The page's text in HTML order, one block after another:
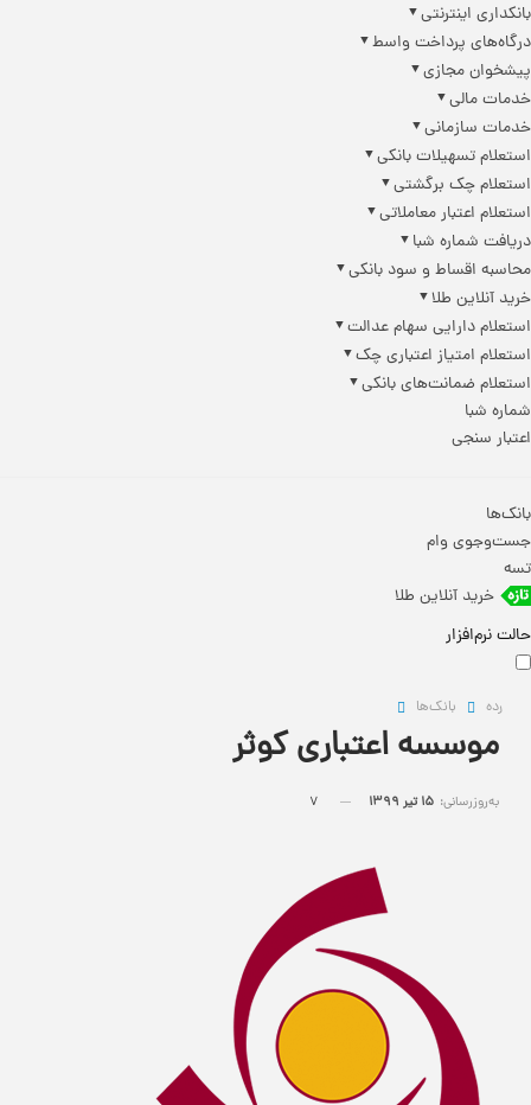
بانکداری اینترنتی
درگاه‌های پرداخت واسط
پیشخوان مجازی
خدمات مالی
خدمات سازمانی
استعلام تسهیلات بانکی
استعلام چک برگشتی
استعلام اعتبار معاملاتی
دریافت شماره شبا
محاسبه اقساط و سود بانکی
خرید آنلاین طلا
استعلام دارایی سهام عدالت
استعلام امتیاز اعتباری چک
استعلام ضمانت‌های بانکی
شماره شبا
اعتبار سنجی
بانک‌ها
جست‌وجوی وام
تسه
خرید آنلاین طلا
حالت نرم‌افزار
رده بانک‌ها
موسسه اعتباری کوثر
به‌روزرسانی: 15 تیر 1399